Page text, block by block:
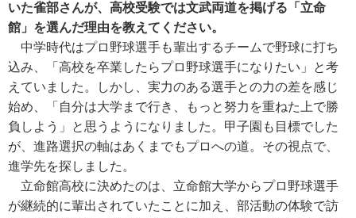
いた雀部さんが、高校受験では文武両道を掲げる「立命
館」を選んだ理由を教えてください。
中学時代はプロ野球選手も輩出するチームで野球に打ち
込み、「高校を卒業したらプロ野球選手になりたい」と考
えていました。しかし、実力のある選手との力の差を感じ
始め、「自分は大学まで行き、もっと努力を重ねた上で勝
負しよう」と思うようになりました。甲子園も目標でした
が、進路選択の軸はあくまでもプロへの道。その視点で、
進学先を探しました。
立命館高校に決めたのは、立命館大学からプロ野球選手
が継続的に輩出されていたことに加え、部活動の体験で訪